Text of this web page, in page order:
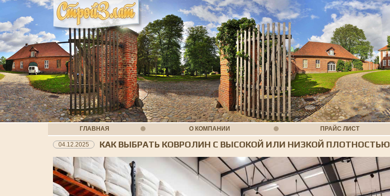
ГЛАВНАЯ О КОМПАНИИ ПРАЙС ЛИСТ
04.12.2025 КАК ВЫБРАТЬ КОВРОЛИН С ВЫСОКОЙ ИЛИ НИЗКОЙ ПЛОТНОСТЬЮ